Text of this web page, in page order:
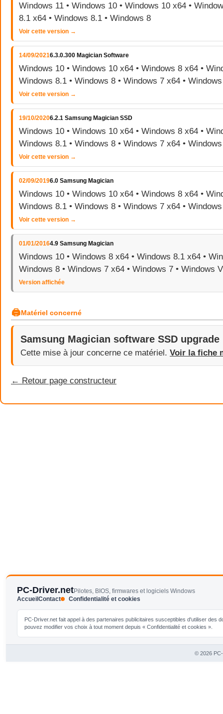
Windows 11 • Windows 10 • Windows 10 x64 •
8.1 x64 • Windows 8.1 • Windows 8
Voir cette version →
14/09/20216.3.0.300 Magician Software
Windows 10 • Windows 10 x64 • Windows 8 x64 •
Windows 8.1 • Windows 8 • Windows 7 x64 •
Voir cette version →
19/10/20206.2.1 Samsung Magician SSD
Windows 10 • Windows 10 x64 • Windows 8 x64 •
Windows 8.1 • Windows 8 • Windows 7 x64 •
Voir cette version →
02/09/20196.0 Samsung Magician
Windows 10 • Windows 10 x64 • Windows 8 x64 •
Windows 8.1 • Windows 8 • Windows 7 x64 •
Voir cette version →
01/01/20164.9 Samsung Magician
Windows 10 • Windows 8 x64 • Windows 8.1 x64 •
Windows 8 • Windows 7 x64 • Windows 7 • Windows
Version affichée
🖨Matériel concerné
Samsung Magician software SSD upgrade
Cette mise à jour concerne ce matériel. Voir la fiche
← Retour page constructeur
PC-Driver.netPilotes, BIOS, firmwares et logiciels Windows
AccueilContact Confidentialité et cookies
PC-Driver.net fait appel à des partenaires publicitaires susceptibles d'utiliser
pouvez modifier vos choix à tout moment depuis « Confidentialité et cookies ».
© 2026